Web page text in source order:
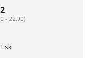
- 22.00)